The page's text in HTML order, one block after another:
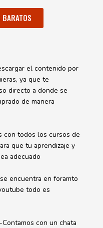
el contenido por
ya que te
directo a donde se
de manera
con todos los cursos de
que tu aprendizaje y
adecuado
encuentra en foramto
todo es
-Contamos con un chata